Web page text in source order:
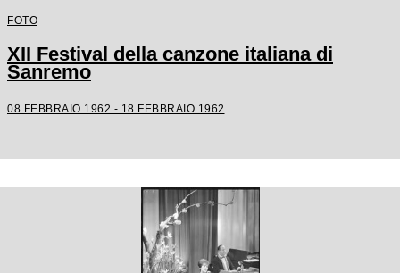
FOTO
XII Festival della canzone italiana di
Sanremo
08 FEBBRAIO 1962 - 18 FEBBRAIO 1962